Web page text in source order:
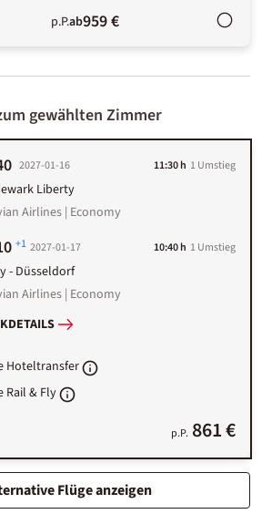
p.P.ab959 €
gewählten Zimmer
2027-01-16 11:30 h 1Umstieg
Liberty
Airlines | Economy
+1 2027-01-17 10:40 h 1Umstieg
- Düsseldorf
Airlines | Economy
Hoteltransfer
Rail & Fly
p.P. 861 €
Flüge anzeigen